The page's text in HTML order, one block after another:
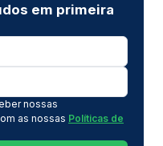
em primeira
nossas
as nossas Políticas de